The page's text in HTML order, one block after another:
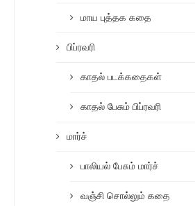
மாய புத்தக கதை
பிப்ரவரி
காதல் படக்கதைகள்
காதல் பேசும் பிப்ரவரி
மார்ச்
பாலியல் பேசும் மார்ச்
வஞ்சி சொல்லும் கதை